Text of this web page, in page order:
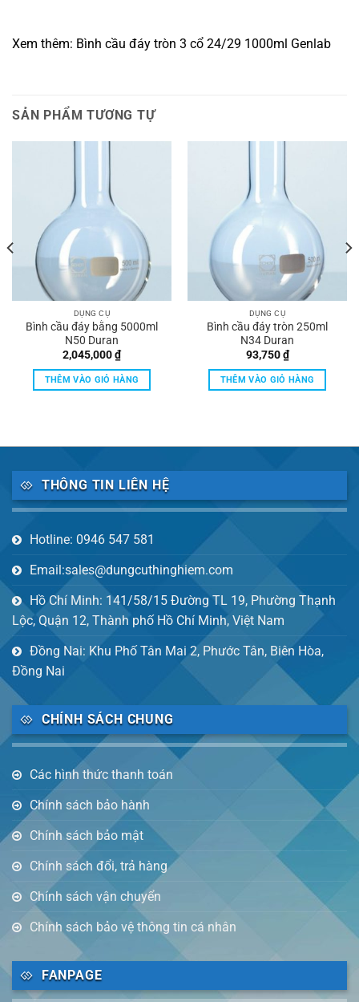
Xem thêm: Bình cầu đáy tròn 3 cổ 24/29 1000ml Genlab
SẢN PHẨM TƯƠNG TỰ
DỤNG CỤ
Bình cầu đáy bằng 5000ml
N50 Duran
2,045,000₫
THÊM VÀO GIỎ HÀNG
DỤNG CỤ
Bình cầu đáy tròn 250ml
N34 Duran
93,750₫
THÊM VÀO GIỎ HÀNG
THÔNG TIN LIÊN HỆ
Hotline: 0946 547 581
Email:sales@dungcuthinghiem.com
Hồ Chí Minh: 141/58/15 Đường TL 19, Phường Thạnh
Lộc, Quận 12, Thành phố Hồ Chí Minh, Việt Nam
Đồng Nai: Khu Phố Tân Mai 2, Phước Tân, Biên Hòa,
Đồng Nai
CHÍNH SÁCH CHUNG
Các hình thức thanh toán
Chính sách bảo hành
Chính sách bảo mật
Chính sách đổi, trả hàng
Chính sách vận chuyển
Chính sách bảo vệ thông tin cá nhân
FANPAGE